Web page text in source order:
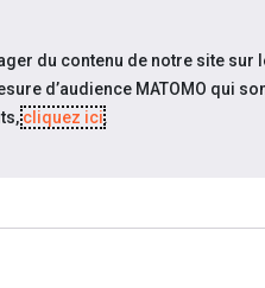
du contenu de notre site sur
d’audience MATOMO qui
cliquez ici.